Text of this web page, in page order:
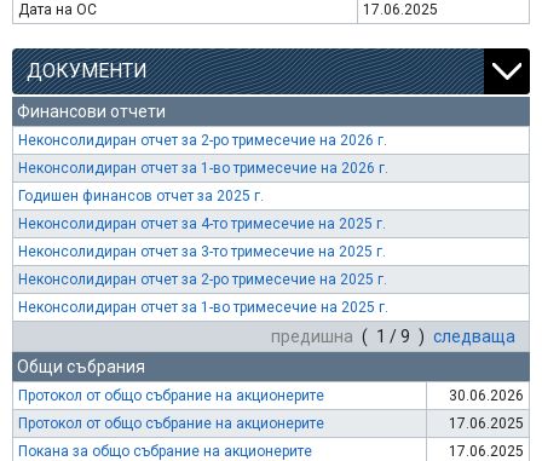
Дата на ОС
17.06.2025
ДОКУМЕНТИ
Финансови отчети
Неконсолидиран отчет за 2-ро тримесечие на 2026 г.
Неконсолидиран отчет за 1-во тримесечие на 2026 г.
Годишен финансов отчет за 2025 г.
Неконсолидиран отчет за 4-то тримесечие на 2025 г.
Неконсолидиран отчет за 3-то тримесечие на 2025 г.
Неконсолидиран отчет за 2-ро тримесечие на 2025 г.
Неконсолидиран отчет за 1-во тримесечие на 2025 г.
предишна ( 1 / 9 ) следваща
Общи събрания
Протокол от общо събрание на акционерите
30.06.2026
Протокол от общо събрание на акционерите
17.06.2025
Покана за общо събрание на акционерите
17.06.2025